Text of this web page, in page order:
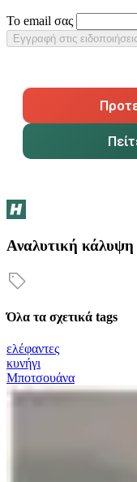
Το email σας
Εγγραφή στις ειδοποιήσεις
Αναλυτική κάλυψη
Όλα τα σχετικά tags
ελέφαντες
κυνήγι
Μποτσουάνα